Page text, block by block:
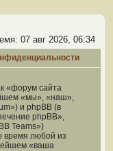
07 авг 2026, 06:34
«форум сайта
«мы», «наш»,
и phpBB (в
phpBB»,
Teams»)
время любой из
«ваша